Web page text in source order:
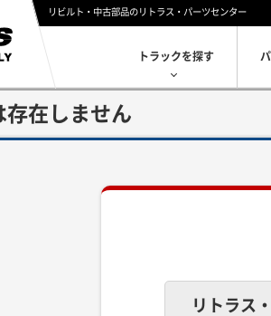
リビルト・中古部品のリトラス・パーツセンター
トラックを探す
存在しません
リトラス